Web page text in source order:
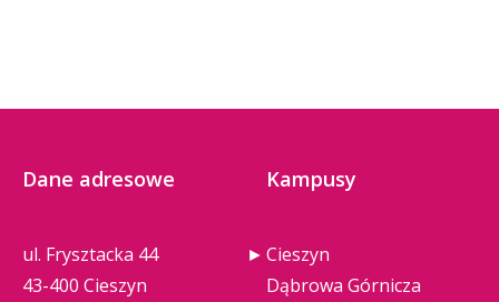
Dane adresowe
ul. Frysztacka 44
43-400 Cieszyn
Kampusy
Cieszyn
Dąbrowa Górnicza